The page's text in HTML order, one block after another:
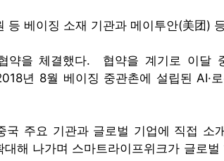
등 베이징 소재 기관과 메이투안(美团)
을 체결했다. 협약을 계기로 이달
년 8월 베이징 중관촌에 설립된 AI·
주요 기관과 글로벌 기업에 직접 소
해 나가며 스마트라이프위크가 글로